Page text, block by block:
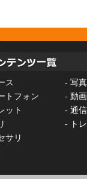
ス - 写真
トフォン - 動画
ット - 通
-
ト
サリ